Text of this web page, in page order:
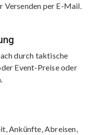
per E-Mail.
durch taktische
Event-Preise oder
Ankünfte, Abreisen,